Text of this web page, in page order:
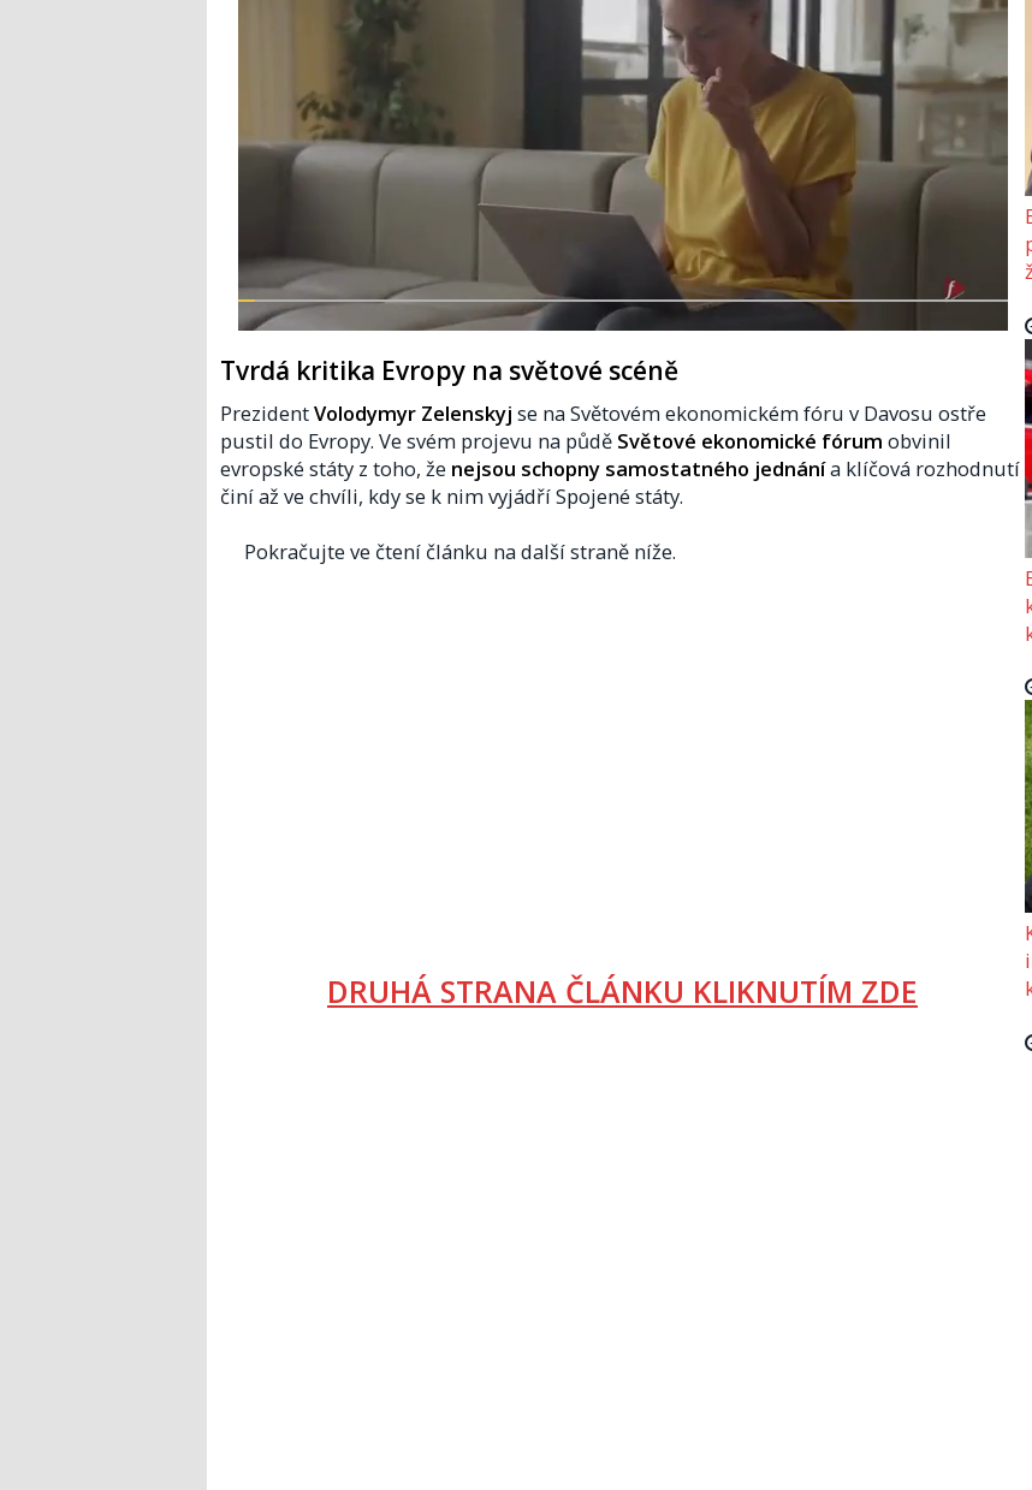
Tvrdá kritika Evropy na světové scéně
PrezidentVolodymyr Zelenskyj se na Světovém ekonomickém fóru v Davosu ostře
pustil do Evropy. Ve svém projevu na půdě Světové ekonomické fórum obvinil
evropské státy z toho, že nejsou schopny samostatného jednánía klíčová rozhodnutí
činí až ve chvíli, kdy se k nim vyjádří Spojené státy.
Pokračujte ve čtení článku na další straně níže.
DRUHÁ STRANA ČLÁNKU KLIKNUTÍM ZDE